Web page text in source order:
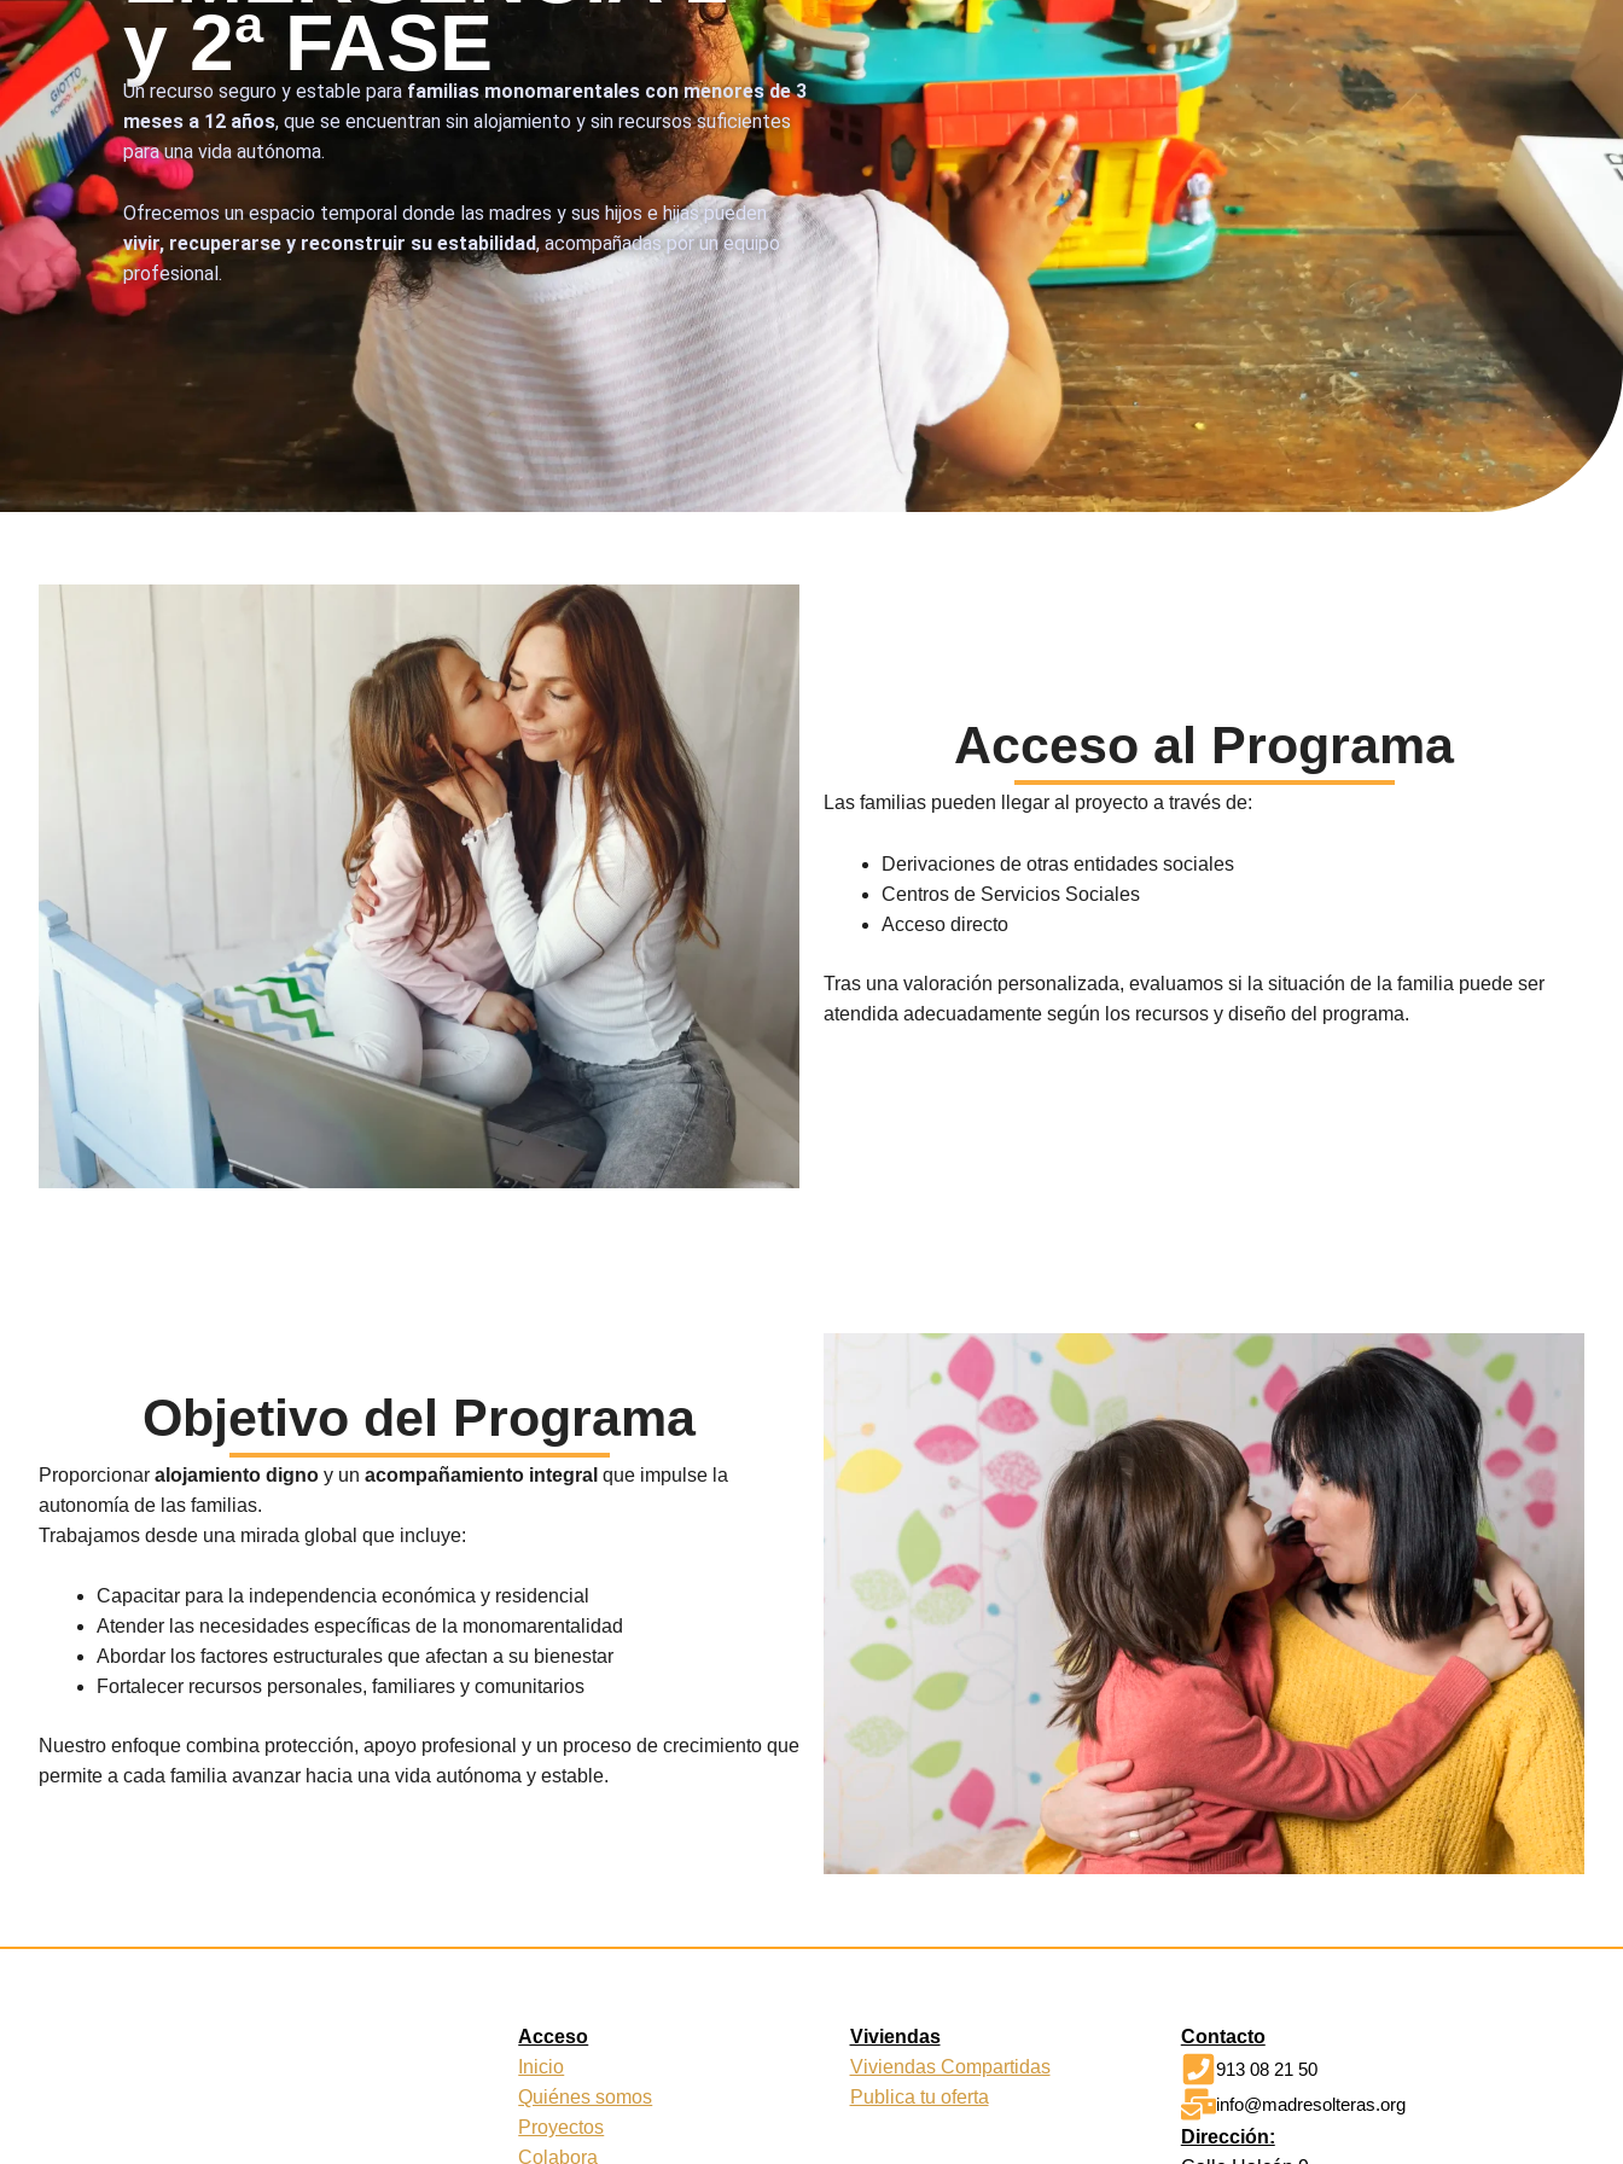
y 2ª FASE
Un recurso seguro y estable para familias monomarentales con menores de 3
meses a 12 años, que se encuentran sin alojamiento y sin recursos suficientes
para una vida autónoma.
Ofrecemos un espacio temporal donde las madres y sus hijos e hijas pueden
vivir, recuperarse y reconstruir su estabilidad, acompañadas por un equipo
profesional.
Acceso al Programa
Las familias pueden llegar al proyecto a través de:
Derivaciones de otras entidades sociales
Centros de Servicios Sociales
Acceso directo
Tras una valoración personalizada, evaluamos si la situación de la familia puede ser
atendida adecuadamente según los recursos y diseño del programa.
Objetivo del Programa
Proporcionar alojamiento digno y un acompañamiento integral que impulse la
autonomía de las familias.
Trabajamos desde una mirada global que incluye:
Capacitar para la independencia económica y residencial
Atender las necesidades específicas de la monomarentalidad
Abordar los factores estructurales que afectan a su bienestar
Fortalecer recursos personales, familiares y comunitarios
Nuestro enfoque combina protección, apoyo profesional y un proceso de crecimiento que
permite a cada familia avanzar hacia una vida autónoma y estable.
Acceso
Inicio
Quiénes somos
Proyectos
Colabora
Viviendas
Viviendas Compartidas
Publica tu oferta
Contacto
913 08 21 50
info@madresolteras.org
Dirección: